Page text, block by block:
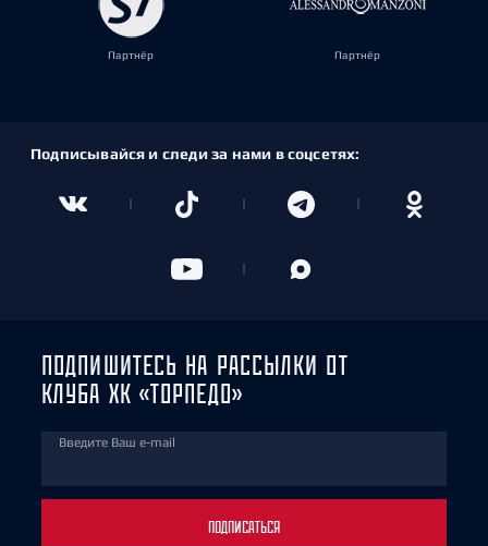
Партнёр Партнёр
Подписывайся и следи за нами в соцсетях:
ПОДПИШИТЕСЬ НА РАССЫЛКИ ОТ
КЛУБА ХК «ТОРПЕДО»
Введите Ваш e-mail
ПОДПИСАТЬСЯ